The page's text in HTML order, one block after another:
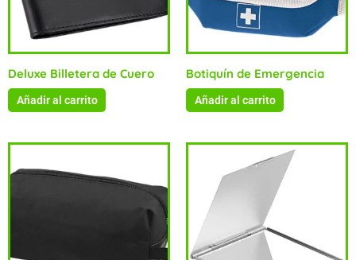
Deluxe Billetera de Cuero
Añadir al carrito
Botiquín de Emergencia
Añadir al carrito